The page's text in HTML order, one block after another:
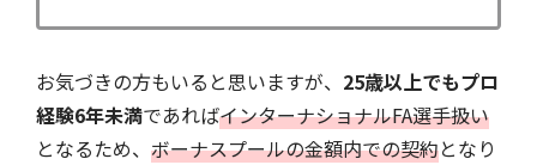
お気づきの方もいると思いますが、 25歳以上でもプロ
経験6年未満であればインターナショナルFA選手扱い
となるため、 ボーナスプールの金額内での契約となり